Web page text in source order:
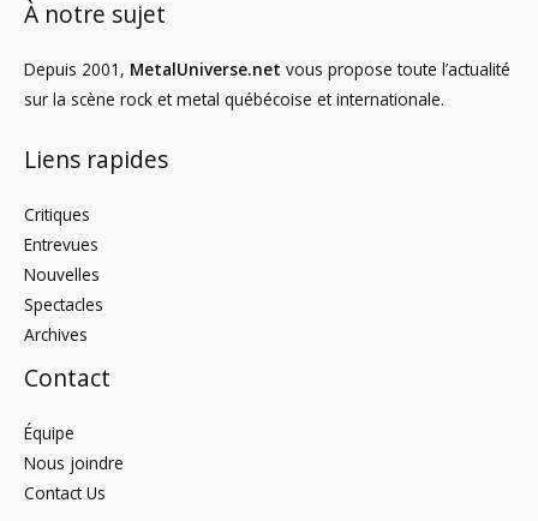
À notre sujet
Depuis 2001, MetalUniverse.net vous propose toute l’actualité
sur la scène rock et metal québécoise et internationale.
Liens rapides
Critiques
Entrevues
Nouvelles
Spectacles
Archives
Contact
Équipe
Nous joindre
Contact Us